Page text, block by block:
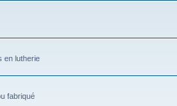
en lutherie
fabriqué